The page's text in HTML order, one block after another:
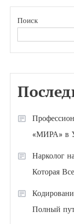
Поиск
«МИРА» в
Нарколог
Которая
Полный